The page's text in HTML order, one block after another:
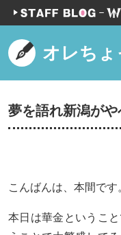
オレちょ
夢を語れ新潟が
こんばんは、本間です
本日は華金というこ